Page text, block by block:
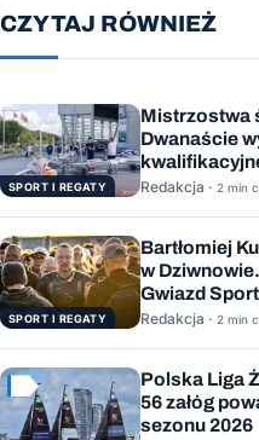
CZYTAJ RÓWNIEŻ
SPORT I REGATY
Mistrzostwa
Dwanaście
Redakcja · 2 min
SPORT I REGATY
Bartłomiej
w
Gwiazd
Bałtyk
Redakcja · 2 min
Polska Liga
56 załóg
sezonu 2026